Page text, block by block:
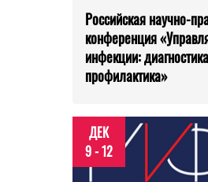
Российская научно-
конференция
инфекции:
профилактика»
ДЕК
9 - 12